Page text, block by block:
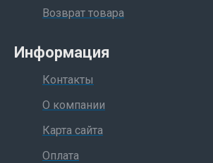
Возврат товара
Информация
Контакты
О компании
Карта сайта
Оплата